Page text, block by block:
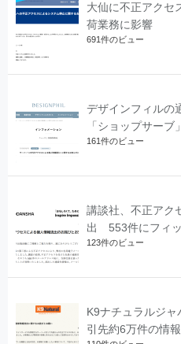
大仙に不正アク
荷業務に影響
691件のビュー
デザインフィルの
「ショップサー
161件のビュー
講談社、不正アク
出 553件にフィ
123件のビュー
K9ナチュラルジ
引先約6万件の情